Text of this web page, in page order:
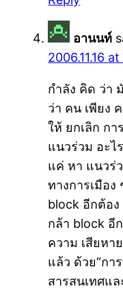
อานนท์
2006.11.16
กำลัง คิด ว่า
ว่า คน เพียง
ให้ ยกเลิก กา
แนวร่วม อะไ
แค่ หา แนวร่
ทางการเมือง
block อีกต้อง
กล้า block อี
ความ เสียหา
แล้ว ด้วย“กา
สารสนเทศแ